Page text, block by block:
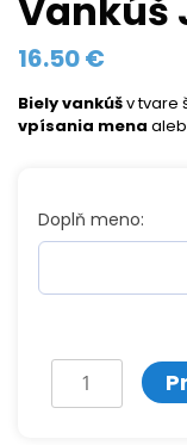
Vankúš
16.50€
Biely vankúšv tvare
vpísania mena
Doplň meno:
množstvo
Vankúš